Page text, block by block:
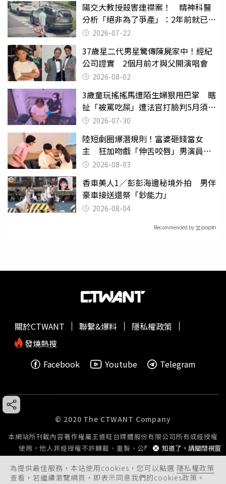
陽交大教授殺害連襟案！ 精神科醫
分析「絕非為了爭產」：2年前就已言
行詭異
2026-07-22
37歲星二代男星驚傳陳屍家中！經紀
公司證實 2個月前才與父開演唱會
2026-08-02
3歲童玩搖搖馬遭陌生婦狠甩巴掌 瞎
扯「被罵吃屎」遭法官打臉判5月須入
監 2026-07-30
陸短劇圈爆潛規則！富婆砸錢當女
主 狂加吻戲「伸舌咬唇」男演員崩
潰 2026-08-03
香車美人1／彭彭海邊秘境外拍 男伴
豪車接送還祭「鈔能力」
2026-08-04
Recommended by
為提供最佳服務，本站使用cookies，您可以點選 隱私權政策
查看，若繼續瀏覽網頁，即表示同意我們的cookies政策。
知道了，請關閉視窗
關於CTWANT 聯繫&爆料
隱私權政策
發燒熱搜
Facebook
Youtube Telegram
© 2020 The CTWANT Company
本網站所刊載內容著作權屬王道旺台媒體股份有限公司所有或經授權
使用，他人非經授權不許轉載、重製、公開播送或公開傳輸。